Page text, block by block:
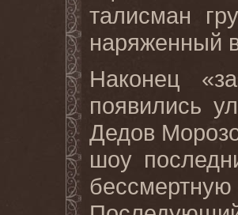
талисман
наряженный
Наконец
появились
Дедов
шоу